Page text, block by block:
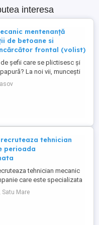
interesa
mentenanță
de betoane si
frontal (volist)
șefii care se plictisesc și
La noi vii, muncești
pleci cu banii în buzunar!
om harnic, serios și
în științe . Să ai
tehnician
perioada
tehnician mecanic
care este specializata
sisteme electrice și
pentru vehicule cu
componente critice pentru
Satu Mare